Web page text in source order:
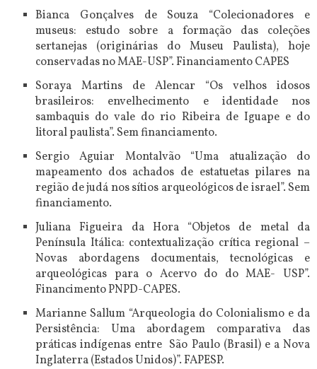
Bianca Gonçalves de Souza “Colecionadores e
museus: estudo sobre a formação das coleções
sertanejas (originárias do Museu Paulista), hoje
conservadas no MAE-USP”. Financiamento CAPES
Soraya Martins de Alencar “Os velhos idosos
brasileiros: envelhecimento e identidade nos
sambaquis do vale do rio Ribeira de Iguape e do
litoral paulista”. Sem financiamento.
Sergio Aguiar Montalvão “Uma atualização do
mapeamento dos achados de estatuetas pilares na
região de judá nos sítios arqueológicos de israel”. Sem
financiamento.
Juliana Figueira da Hora “Objetos de metal da
Península Itálica: contextualização crítica regional –
Novas abordagens documentais, tecnológicas e
arqueológicas para o Acervo do do MAE- USP”.
Financimento PNPD-CAPES.
Marianne Sallum “Arqueologia do Colonialismo e da
Persistência: Uma abordagem comparativa das
práticas indígenas entre São Paulo (Brasil) e a Nova
Inglaterra (Estados Unidos)”. FAPESP.